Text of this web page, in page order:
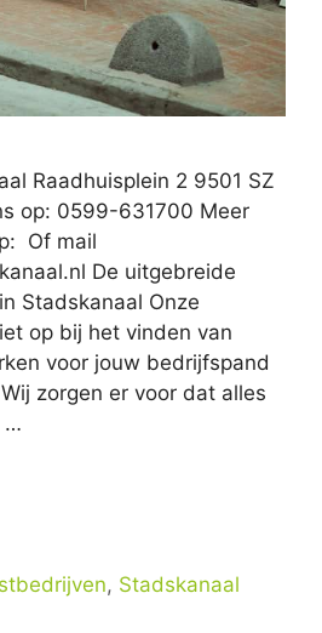
Raadhuisplein 2 9501 SZ
op: 0599-631700 Meer
Of mail
De uitgebreide
Stadskanaal Onze
op bij het vinden van
voor jouw bedrijfspand
zorgen er voor dat alles
…
, Stadskanaal